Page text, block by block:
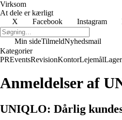
Virksom
At dele er kærligt
X
Facebook Instagram
Min sideTilmeldNyhedsmail
Kategorier
PREventsRevisionKontorLejemålLager
Anmeldelser af
UNIQLO: Dårlig